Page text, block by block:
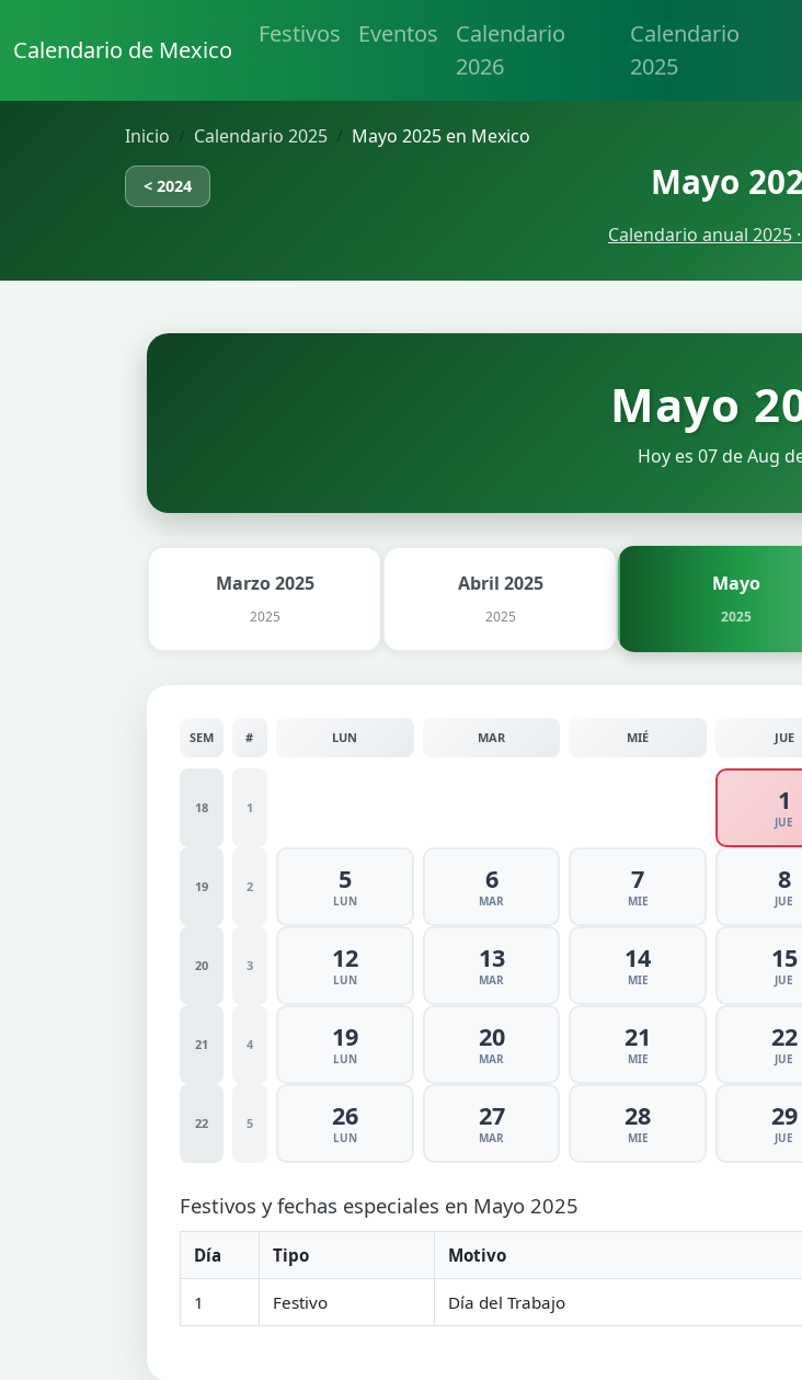
Calendario de Mexico
Festivos Eventos
Calendario
2026
Calendario
2025
Inicio Calendario 2025 Mayo 2025 en Mexico
< 2024 Mayo
Calendario anual 2025
Mayo
Hoy es 07 de Aug
Marzo 2025
2025
Abril 2025
2025
Mayo
2025
SEM # LUN MAR MIÉ JUE
18 1 1
JUE
19 2 5
LUN
6
MAR
7
MIE
8
JUE
20 3 12
LUN
13
MAR
14
MIE
15
JUE
21 4 19
LUN
20
MAR
21
MIE
22
JUE
22 5 26
LUN
27
MAR
28
MIE
29
JUE
Festivos y fechas especiales en Mayo 2025
Día Tipo Motivo
1 Festivo Día del Trabajo